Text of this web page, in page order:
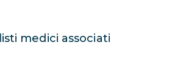
medici associati